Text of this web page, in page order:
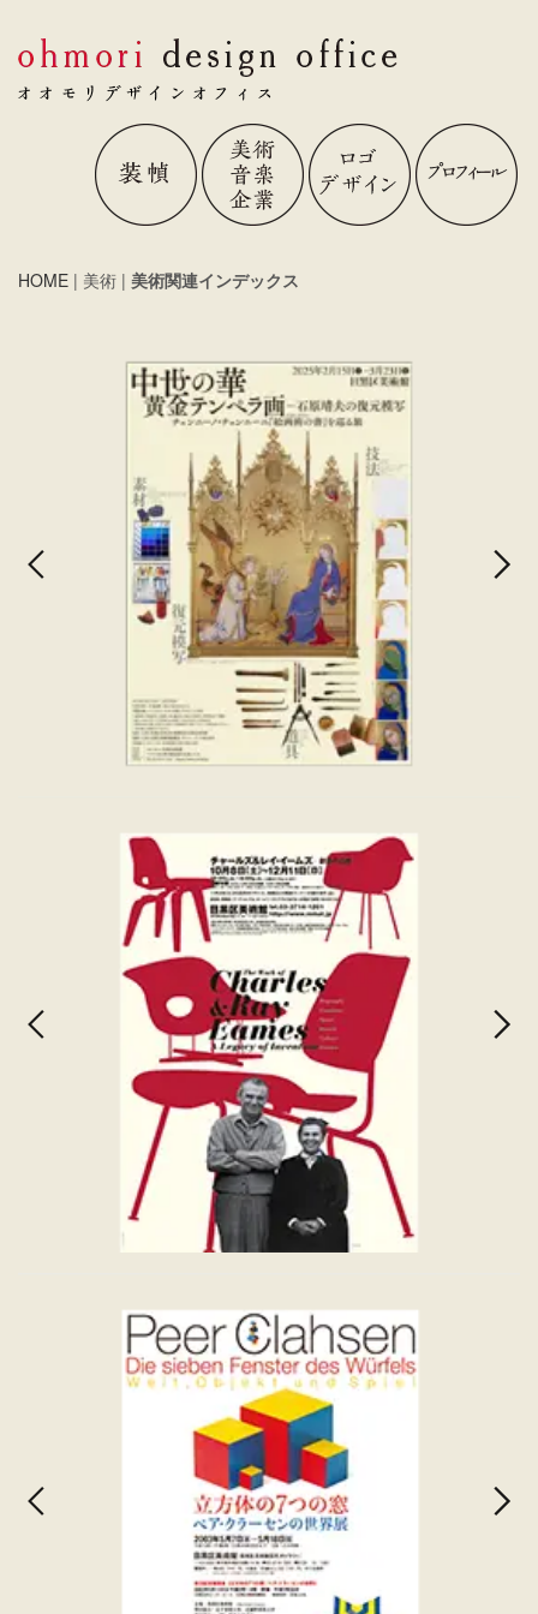
HOME | 美術 | 美術関連インデックス